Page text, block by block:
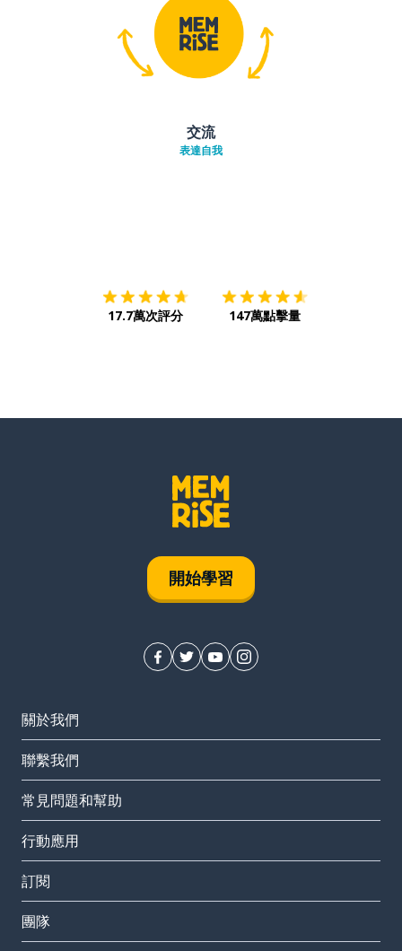
交流
表達自我
17.7萬次評分 147萬點擊量
開始學習
關於我們
聯繫我們
常見問題和幫助
行動應用
訂閱
團隊